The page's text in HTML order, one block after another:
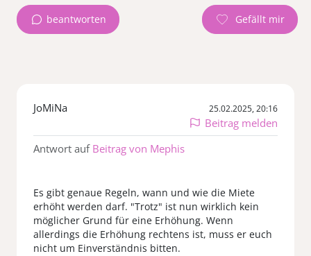
beantworten
JoMiNa 25.02.2025, 20:16
Beitrag melden
Antwort auf Beitrag von Mephis
Es gibt genaue Regeln, wann und wie die Miete
erhöht werden darf. "Trotz" ist nun wirklich kein
möglicher Grund für eine Erhöhung. Wenn
allerdings die Erhöhung rechtens ist, muss er euch
nicht um Einverständnis bitten.